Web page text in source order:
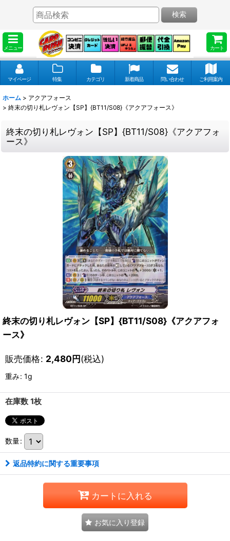
メニュー カート
検索
マイページ 特集 カテゴリ 新着商品 問い合わせ ご利用案内
ホーム > アクアフォース
> 終末の切り札レヴォン【SP】{BT11/S08}《アクアフォース》
終末の切り札レヴォン【SP】{BT11/S08}《アクアフォ
ース》
終末の切り札レヴォン【SP】{BT11/S08}《アクアフォ
ース》
販売価格: 2,480円(税込)
重み: 1g
在庫数 1枚
数量:
返品特約に関する重要事項
カートに入れる
お気に入り登録